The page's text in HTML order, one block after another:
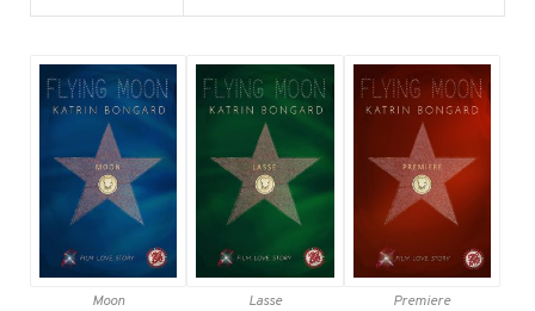
Moon Lasse Premiere